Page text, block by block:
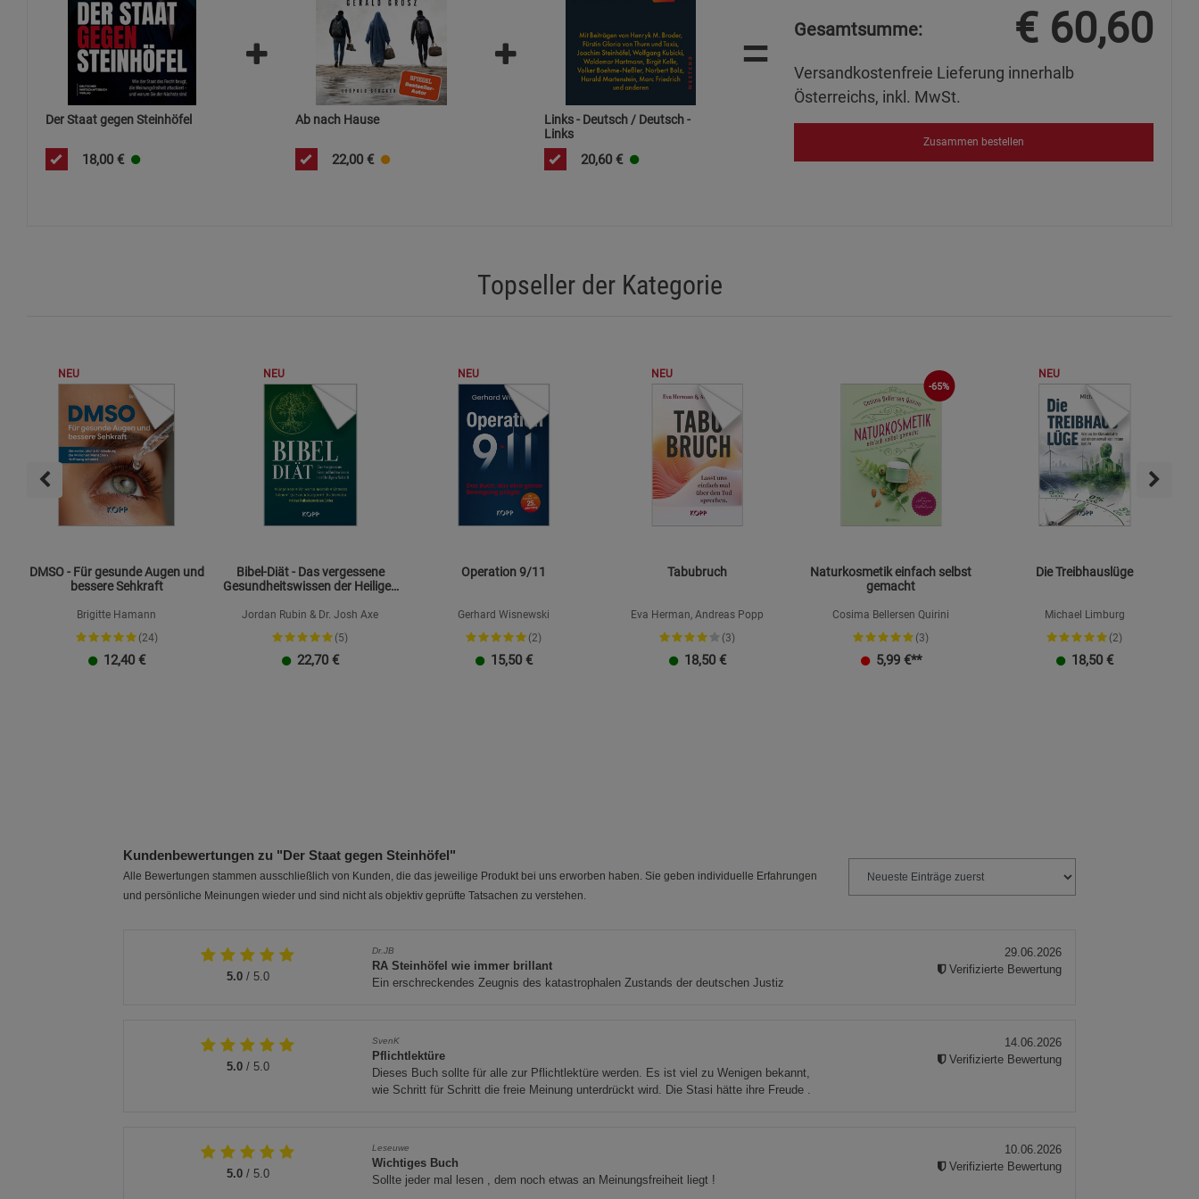
Der Staat gegen Steinhöfel
18,00 €
Ab nach Hause
22,00 €
Links - Deutsch / Deutsch -
Links
20,60 €
= Gesamtsumme: € 60,60
Versandkostenfreie Lieferung innerhalb
Österreichs, inkl. MwSt.
Zusammen bestellen
Topseller der Kategorie
NEU
DMSO - Für gesunde Augen und
bessere Sehkraft
Brigitte Hamann
(24)
12,40 €
NEU
Bibel-Diät - Das vergessene
Gesundheitswissen der Heiligen
Jordan Rubin & Dr. Josh Axe
(5)
22,70 €
NEU
Operation 9/11
Gerhard Wisnewski
(2)
15,50 €
NEU
Tabubruch
Eva Herman, Andreas Popp
(3)
18,50 €
-65%
Naturkosmetik einfach selbst
gemacht
Cosima Bellersen Quirini
(3)
5,99 €**
NEU
Die Treibhauslüge
Michael Limburg
(2)
18,50 €
Kundenbewertungen zu "Der Staat gegen Steinhöfel"
Alle Bewertungen stammen ausschließlich von Kunden, die das jeweilige Produkt bei uns erworben haben. Sie geben individuelle Erfahrungen
und persönliche Meinungen wieder und sind nicht als objektiv geprüfte Tatsachen zu verstehen.
5.0/ 5.0
Dr.JB
RA Steinhöfel wie immer brillant
Ein erschreckendes Zeugnis des katastrophalen Zustands der deutschen Justiz
29.06.2026
Verifizierte Bewertung
5.0/ 5.0
SvenK
Pflichtlektüre
Dieses Buch sollte für alle zur Pflichtlektüre werden. Es ist viel zu Wenigen bekannt,
wie Schritt für Schritt die freie Meinung unterdrückt wird. Die Stasi hätte ihre Freude .
14.06.2026
Verifizierte Bewertung
5.0/ 5.0
Leseuwe
Wichtiges Buch
Sollte jeder mal lesen , dem noch etwas an Meinungsfreiheit liegt !
10.06.2026
Verifizierte Bewertung
Marketing Cookies (3)
Beschreibung Marketing Cookies
Cookie-Informationenanzeigen
Datenschutzerklärung